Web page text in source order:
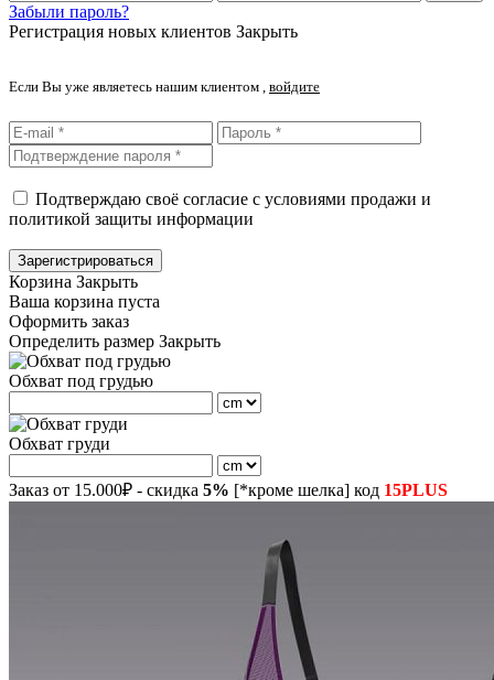
Забыли пароль?
Регистрация новых клиентов Закрыть
Если Вы уже являетесь нашим клиентом , войдите
Подтверждаю своё согласие с условиями продажи и
политикой защиты информации
Зарегистрироваться
Корзина Закрыть
Ваша корзина пуста
Оформить заказ
Определить размер Закрыть
Обхват под грудью
Обхват груди
Заказ от 15.000₽ - скидка 5% [*кроме шелка] код 15PLUS